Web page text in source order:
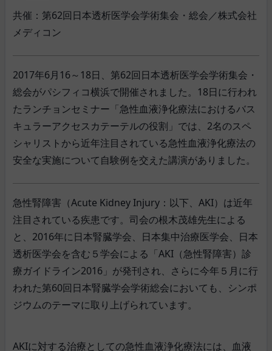
共催：第62回日本透析医学会学術集会・総会／株式会社
メディコン
2017年6月16～18日、第62回日本透析医学会学術集会・
総会がパシフィコ横浜で開催されました。18日に行われ
たランチョンセミナー「急性血液浄化療法におけるバス
キュラーアクセスカテーテルの役割」では、2名のスペ
シャリストから近年注目されている急性血液浄化療法の
安全な実施について自験例を交えた講演がありました。
急性腎障害（Acute Kidney Injury：以下、AKI）は近年
注目されている疾患です。司会の根木茂雄先生による
と、2016年に日本腎臓学会、日本集中治療医学会、日本
透析医学会を含む５学会による「AKI（急性腎障害）診
療ガイドライン2016」が発刊され、さらに今年５月に行
われた第60回日本腎臓学会学術総会においても、シンポ
ジウムのテーマに取り上げられています。
AKIに対する治療としての急性血液浄化療法には、血液